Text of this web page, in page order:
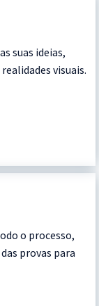
suas ideias,
visuais.
o processo,
provas para